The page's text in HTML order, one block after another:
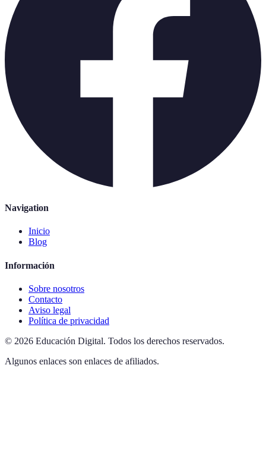
Navigation
Inicio
Blog
Información
Sobre nosotros
Contacto
Aviso legal
Política de privacidad
© 2026 Educación Digital. Todos los derechos reservados.
Algunos enlaces son enlaces de afiliados.